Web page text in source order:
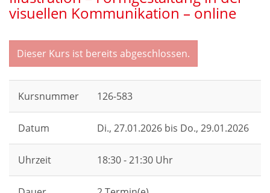
visuellen Kommunikation – online
Dieser Kurs ist bereits abgeschlossen.
Kursnummer 126-583
Datum Di., 27.01.2026 bis Do., 29.01.2026
Uhrzeit 18:30 - 21:30 Uhr